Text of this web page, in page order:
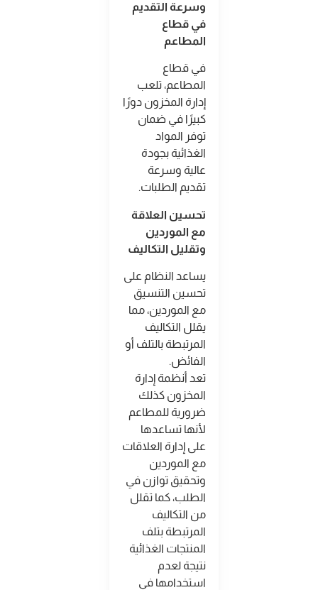
وسرعة التقديم
في قطاع
المطاعم
في قطاع
المطاعم، تلعب
إدارة المخزون دورًا
كبيرًا في ضمان
توفر المواد
الغذائية بجودة
عالية وسرعة
تقديم الطلبات.
تحسين العلاقة
مع الموردين
وتقليل التكاليف
يساعد النظام على
تحسين التنسيق
مع الموردين، مما
يقلل التكاليف
المرتبطة بالتلف أو
الفائض.
تعد أنظمة إدارة
المخزون كذلك
ضرورية للمطاعم
لأنها تساعدها
على إدارة العلاقات
مع الموردين
وتحقيق توازن في
الطلب، كما تقلل
من التكاليف
المرتبطة بتلف
المنتجات الغذائية
نتيجة لعدم
استخدامها في